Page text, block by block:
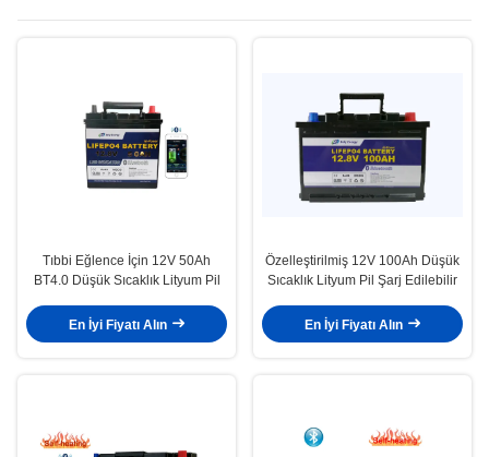
Tıbbi Eğlence İçin 12V 50Ah
BT4.0 Düşük Sıcaklık Lityum Pil
En İyi Fiyatı Alın
Özelleştirilmiş 12V 100Ah Düşük
Sıcaklık Lityum Pil Şarj Edilebilir
En İyi Fiyatı Alın